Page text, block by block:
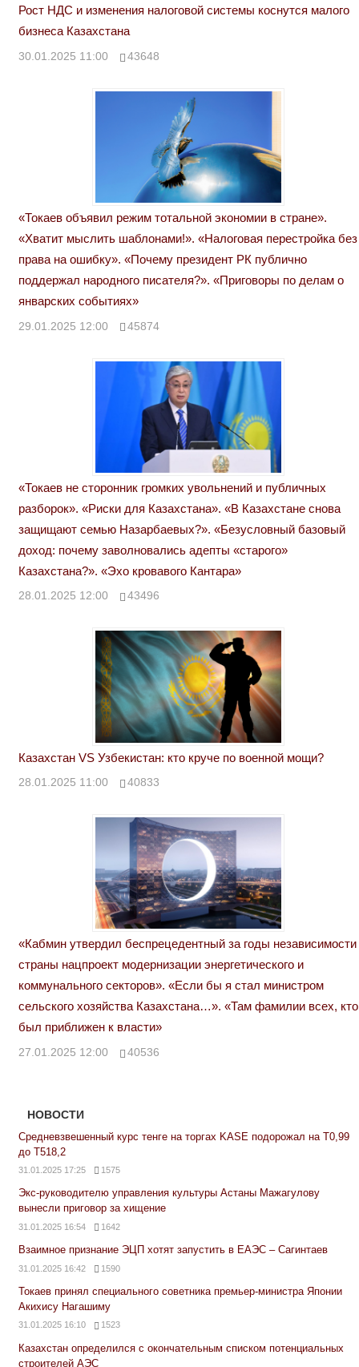
Рост НДС и изменения налоговой системы коснутся малого
бизнеса Казахстана
30.01.2025 11:00 43648
«Токаев объявил режим тотальной экономии в стране».
«Хватит мыслить шаблонами!». «Налоговая перестройка без
права на ошибку». «Почему президент РК публично
поддержал народного писателя?». «Приговоры по делам о
январских событиях»
29.01.2025 12:00 45874
«Токаев не сторонник громких увольнений и публичных
разборок». «Риски для Казахстана». «В Казахстане снова
защищают семью Назарбаевых?». «Безусловный базовый
доход: почему заволновались адепты «старого»
Казахстана?». «Эхо кровавого Кантара»
28.01.2025 12:00 43496
Казахстан VS Узбекистан: кто круче по военной мощи?
28.01.2025 11:00 40833
«Кабмин утвердил беспрецедентный за годы независимости
страны нацпроект модернизации энергетического и
коммунального секторов». «Если бы я стал министром
сельского хозяйства Казахстана…». «Там фамилии всех, кто
был приближен к власти»
27.01.2025 12:00 40536
НОВОСТИ
Средневзвешенный курс тенге на торгах KASE подорожал на Т0,99
до Т518,2
31.01.2025 17:25 1575
Экс-руководителю управления культуры Астаны Мажагулову
вынесли приговор за хищение
31.01.2025 16:54 1642
Взаимное признание ЭЦП хотят запустить в ЕАЭС – Сагинтаев
31.01.2025 16:42 1590
Токаев принял специального советника премьер-министра Японии
Акихису Нагашиму
31.01.2025 16:10 1523
Казахстан определился с окончательным списком потенциальных
строителей АЭС